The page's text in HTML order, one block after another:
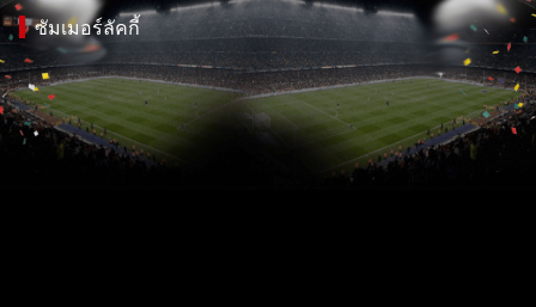
ซัมเมอร์ลัคกี้